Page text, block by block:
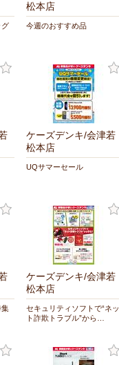
グ
松本店
今週のおすすめ品
ケーズデンキ/会津若
松本店
UQサマーセール
集
ケーズデンキ/会津若
松本店
セキュリティソフトで“ネッ
ト詐欺トラブル”から…